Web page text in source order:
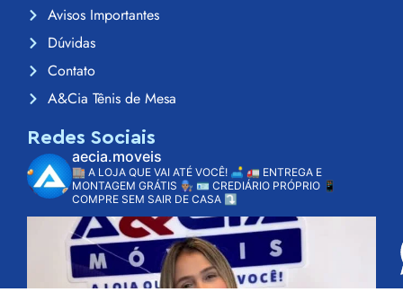
Avisos Importantes
Dúvidas
Contato
A&Cia Tênis de Mesa
Redes Sociais
aecia.moveis
🏬 A LOJA QUE VAI ATÉ VOCÊ! 🛋️ 🚛 ENTREGA E
MONTAGEM GRÁTIS 👨🏽‍🔧 🪪 CREDIÁRIO PRÓPRIO 📱
COMPRE SEM SAIR DE CASA ⤵️